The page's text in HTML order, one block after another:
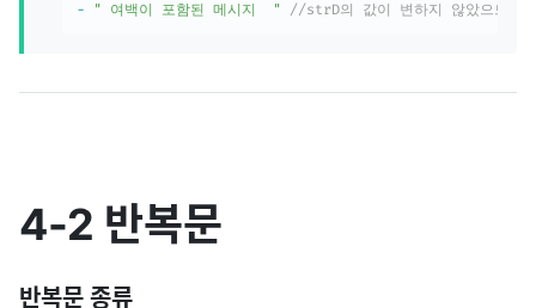
-
" 여백이 포함된 메시지  " //strD의 값이 변하지 않았으므로
4-2 반복문
반복문 종류